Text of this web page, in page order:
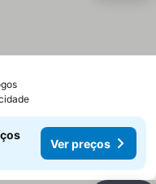
Ver preços
Ver preços